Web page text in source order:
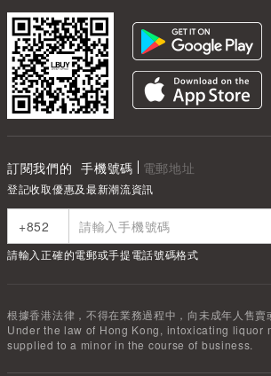
訂閱我們的 手機號碼 電郵地址
登記收取優惠及最新潮流資訊
請輸入正確的電郵或手提電話號碼格式
根據香港法律，不得在業務過程中，向未成年人售賣
Under the law of Hong Kong, intoxicating liquor
supplied to a minor in the course of business.